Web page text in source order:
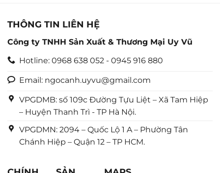
THÔNG TIN LIÊN HỆ
Công ty TNHH Sản Xuất & Thương Mại Uy Vũ
Hotline: 0968 638 052 - 0945 916 880
Email: ngocanh.uyvu@gmail.com
VPGDMB: số 109c Đường Tựu Liệt – Xã Tam Hiệp
– Huyện Thanh Trì - TP Hà Nội.
VPGDMN: 2094 – Quốc Lộ 1 A – Phường Tân
Chánh Hiệp – Quận 12 – TP HCM.